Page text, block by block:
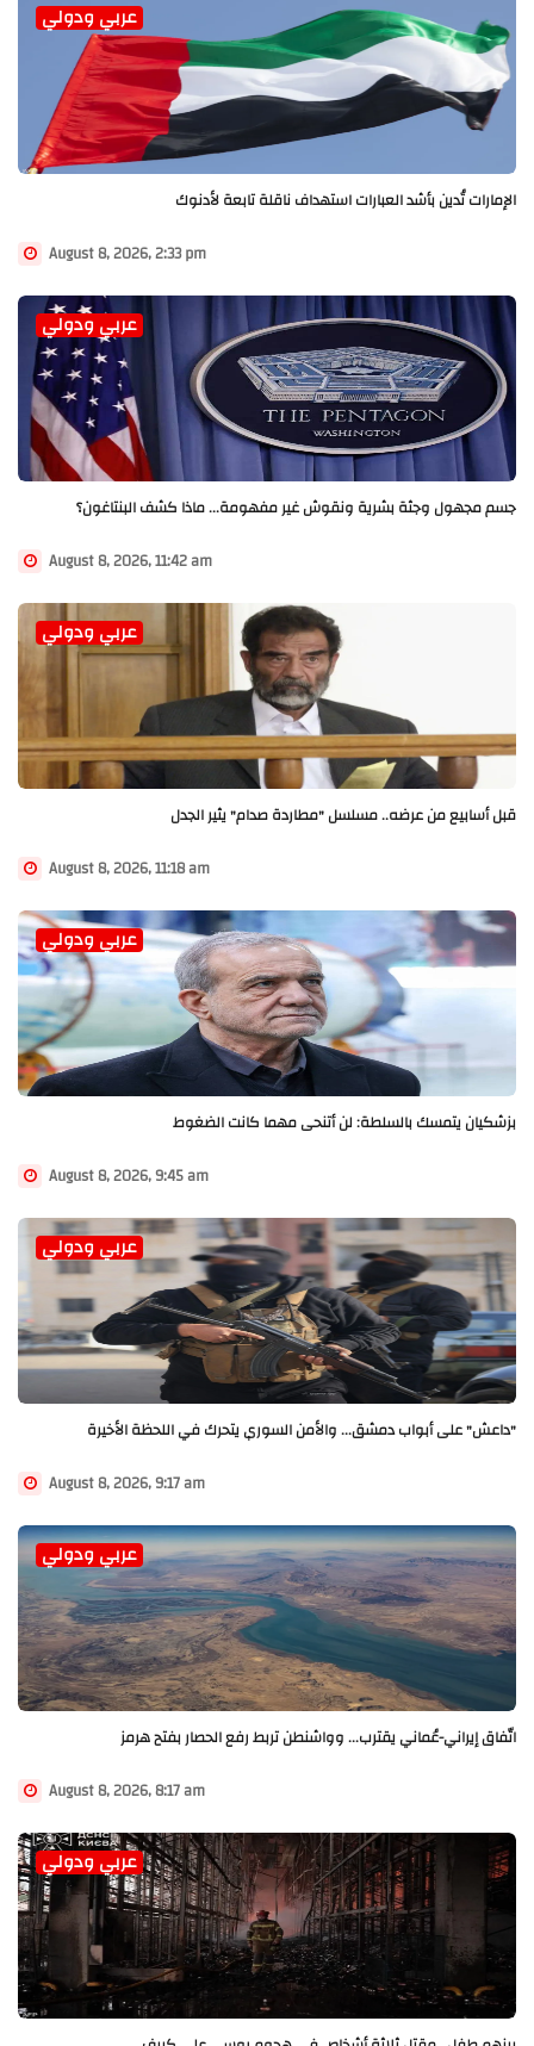
عربي ودولي
الإمارات تُدين بأشد العبارات استهداف ناقلة تابعة لأدنوك
August 8, 2026, 2:33 pm
عربي ودولي
جسم مجهول وجثة بشرية ونقوش غير مفهومة... ماذا كشف البنتاغون؟
August 8, 2026, 11:42 am
عربي ودولي
قبل أسابيع من عرضه.. مسلسل "مطاردة صدام" يثير الجدل
August 8, 2026, 11:18 am
عربي ودولي
بزشكيان يتمسك بالسلطة: لن أتنحى مهما كانت الضغوط
August 8, 2026, 9:45 am
عربي ودولي
"داعش" على أبواب دمشق... والأمن السوري يتحرك في اللحظة الأخيرة
August 8, 2026, 9:17 am
عربي ودولي
اتّفاق إيراني-عُماني يقترب... وواشنطن تربط رفع الحصار بفتح هرمز
August 8, 2026, 8:17 am
عربي ودولي